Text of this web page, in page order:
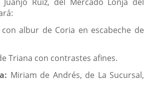
albur de Coria en escabeche de
Triana con contrastes afines.
Miriam de Andrés, de La Sucursal,